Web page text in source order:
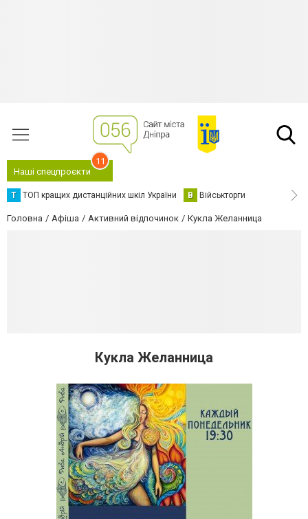
Наші спецпроєкти
11
Т ТОП кращих дистанційних шкіл України В Військторги
Головна Афіша Активний відпочинок Кукла Желанница
Кукла Желанница